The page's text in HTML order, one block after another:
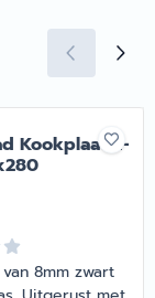
Kookplaat 2-
8mm zwart